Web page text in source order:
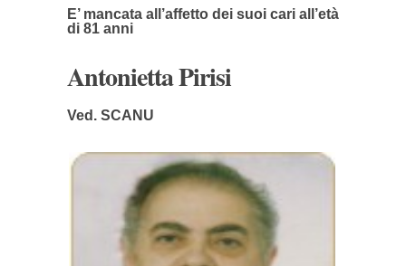
E’ mancata all’affetto dei suoi cari all’età
di 81 anni
Antonietta Pirisi
Ved. SCANU